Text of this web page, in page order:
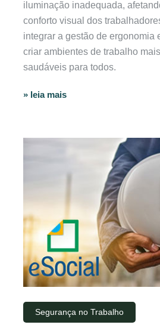
iluminação inadequada,
conforto visual dos
integrar a gestão de ergonomia
criar ambientes de trabalho
saudáveis para todos.
» leia mais
Segurança no Trabalho